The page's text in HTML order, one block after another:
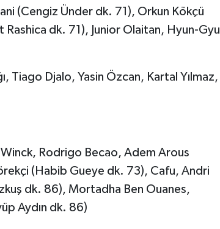
(Cengiz Ünder dk. 71), Orkun Kökçü
dk. 71), Junior Olaitan, Hyun-Gyu
Tiago Djalo, Yasin Özcan, Kartal Yılmaz,
Rodrigo Becao, Adem Arous
(Habib Gueye dk. 73), Cafu, Andri
dk. 86), Mortadha Ben Ouanes,
Aydın dk. 86)